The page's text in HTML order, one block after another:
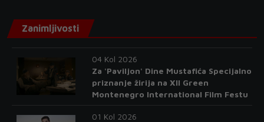
Zanimljivosti
04 Kol 2026
Za 'Paviljon' Dine Mustafića Specijalno
priznanje žirija na XII Green
Montenegro International Film Festu
01 Kol 2026